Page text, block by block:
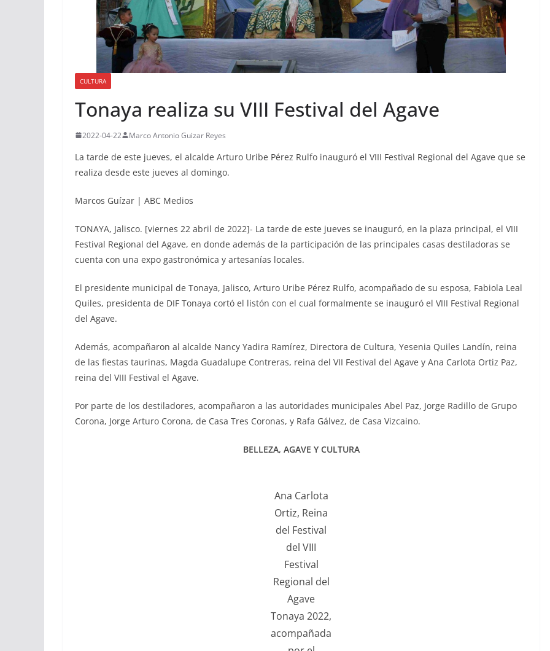
CULTURA
Tonaya realiza su VIII Festival del Agave
2022-04-22 Marco Antonio Guizar Reyes
La tarde de este jueves, el alcalde Arturo Uribe Pérez Rulfo inauguró el VIII Festival Regional del Agave que se
realiza desde este jueves al domingo.
Marcos Guízar | ABC Medios
TONAYA, Jalisco. [viernes 22 abril de 2022]- La tarde de este jueves se inauguró, en la plaza principal, el VIII
Festival Regional del Agave, en donde además de la participación de las principales casas destiladoras se
cuenta con una expo gastronómica y artesanías locales.
El presidente municipal de Tonaya, Jalisco, Arturo Uribe Pérez Rulfo, acompañado de su esposa, Fabiola Leal
Quiles, presidenta de DIF Tonaya cortó el listón con el cual formalmente se inauguró el VIII Festival Regional
del Agave.
Además, acompañaron al alcalde Nancy Yadira Ramírez, Directora de Cultura, Yesenia Quiles Landín, reina
de las fiestas taurinas, Magda Guadalupe Contreras, reina del VII Festival del Agave y Ana Carlota Ortiz Paz,
reina del VIII Festival el Agave.
Por parte de los destiladores, acompañaron a las autoridades municipales Abel Paz, Jorge Radillo de Grupo
Corona, Jorge Arturo Corona, de Casa Tres Coronas, y Rafa Gálvez, de Casa Vizcaino.
BELLEZA, AGAVE Y CULTURA
Ana Carlota
Ortiz, Reina
del Festival
del VIII
Festival
Regional del
Agave
Tonaya 2022,
acompañada